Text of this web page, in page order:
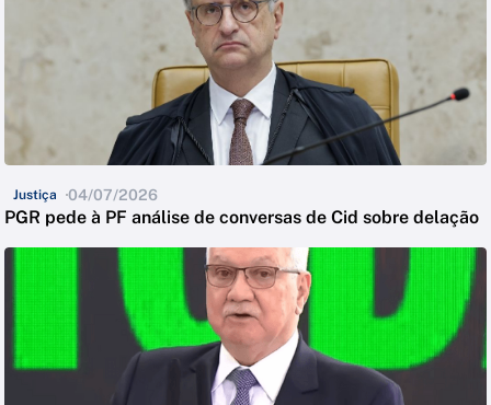
Justiça 04/07/2026
PGR pede à PF análise de conversas de Cid sobre delação